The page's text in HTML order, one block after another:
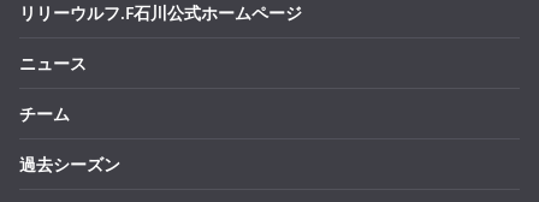
リリーウルフ.F石川公式ホームページ
ニュース
チーム
過去シーズン